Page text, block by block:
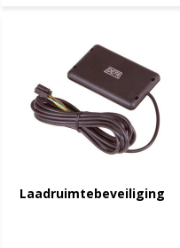
Laadruimtebeveiliging